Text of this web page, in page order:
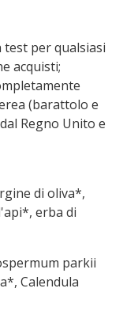
test per qualsiasi
acquisti;
(barattolo e
Regno Unito e
di oliva*,
erba di
parkii
Calendula